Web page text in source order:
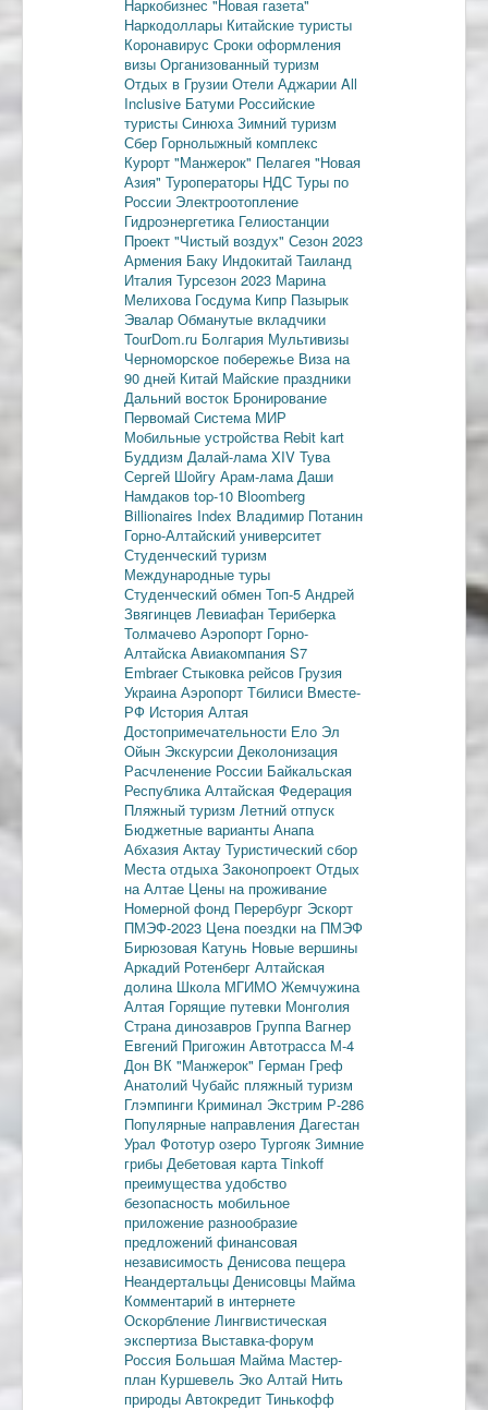
Наркобизнес "Новая газета"
Наркодоллары Китайские туристы
Коронавирус Сроки оформления
визы Организованный туризм
Отдых в Грузии Отели Аджарии All
Inclusive Батуми Российские
туристы Синюха Зимний туризм
Сбер Горнолыжный комплекс
Курорт "Манжерок" Пелагея "Новая
Азия" Туроператоры НДС Туры по
России Электроотопление
Гидроэнергетика Гелиостанции
Проект "Чистый воздух" Сезон 2023
Армения Баку Индокитай Таиланд
Италия Турсезон 2023 Марина
Мелихова Госдума Кипр Пазырык
Эвалар Обманутые вкладчики
TourDom.ru Болгария Мультивизы
Черноморское побережье Виза на
90 дней Китай Майские праздники
Дальний восток Бронирование
Первомай Система МИР
Мобильные устройства Rebit kart
Буддизм Далай-лама XIV Тува
Сергей Шойгу Арам-лама Даши
Намдаков top-10 Bloomberg
Billionaires Index Владимир Потанин
Горно-Алтайский университет
Студенческий туризм
Международные туры
Студенческий обмен Топ-5 Андрей
Звягинцев Левиафан Териберка
Толмачево Аэропорт Горно-
Алтайска Авиакомпания S7
EmbraerСтыковка рейсов Грузия
Украина Аэропорт Тбилиси Вместе-
РФ История Алтая
Достопримечательности Ело Эл
Ойын Экскурсии Деколонизация
Расчленение России Байкальская
Республика Алтайская Федерация
Пляжный туризм Летний отпуск
Бюджетные варианты Анапа
Абхазия Актау Туристический сбор
Места отдыха Законопроект Отдых
на Алтае Цены на проживание
Номерной фонд Перербург Эскорт
ПМЭФ-2023 Цена поездки на ПМЭФ
Бирюзовая Катунь Новые вершины
Аркадий Ротенберг Алтайская
долина Школа МГИМО Жемчужина
Алтая Горящие путевки Монголия
Страна динозавров Группа Вагнер
Евгений Пригожин Автотрасса М-4
Дон ВК "Манжерок" Герман Греф
Анатолий Чубайс пляжный туризм
Глэмпинги Криминал Экстрим Р-286
Популярные направления Дагестан
Урал Фототур озеро Тургояк Зимние
грибы Дебетовая карта Tinkoff
преимущества удобство
безопасность мобильное
приложение разнообразие
предложений финансовая
независимость Денисова пещера
Неандертальцы Денисовцы Майма
Комментарий в интернете
Оскорбление Лингвистическая
экспертиза Выставка-форум
Россия Большая Майма Мастер-
план Куршевель Эко Алтай Нить
природы Автокредит Тинькофф